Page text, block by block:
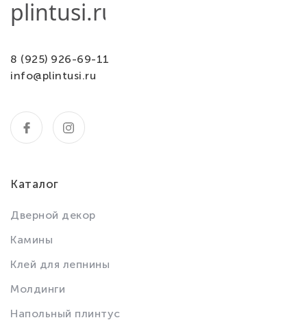
8 (925) 926-69-11
info@plintusi.ru
Каталог
Дверной декор
Камины
Клей для лепнины
Молдинги
Напольный плинтус